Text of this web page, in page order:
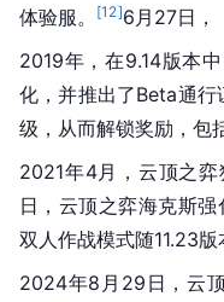
体验服。
[12]6月27日，
2019年，在9.14版本
化，并推出了Beta通
级，从而解锁奖励，包
2021年4月，云顶之
日，云顶之弈海克斯
双人作战模式随11.23
2024年8月29日，云